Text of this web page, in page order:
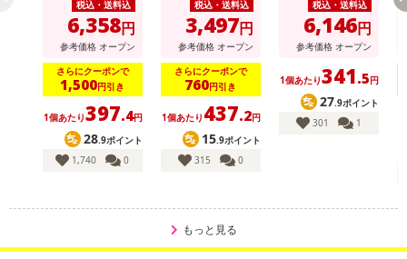
■その他共通および商品カテゴリー別注意事項（※必ずご確認くだ
税込・送料込
6,358円
参考価格 オープン
さらにクーポンで
1,500円引き
1個あたり397.4円
28.9ポイント
1,740
0
税込・送料込
3,497円
参考価格 オープン
さらにクーポンで
760円引き
1個あたり 437.2円
15.9ポイント
315
0
税込・送料込
6,146円
参考価格 オープン
1個あたり341.5円
27.9ポイント
301
1
もっと見る